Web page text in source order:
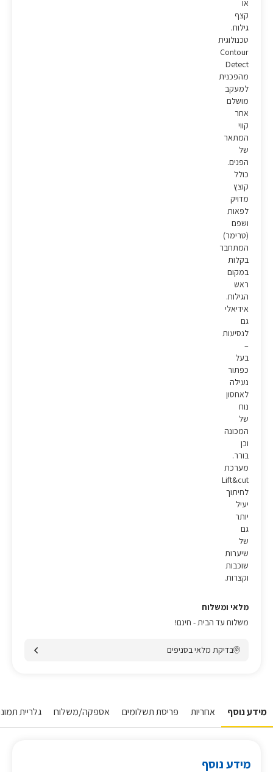
או
קצף
גילוח.
טכנולוגית
Contour
Detect
מהפכנית
למעקב
מושלם
אחר
קווי
המתאר
של
הפנים.
כולל
קוצץ
מדויק
לפאות
ושפם
(טרימר)
המתחבר
בקלות
במקום
ראש
הגילוח.
אידיאלי
גם
לנסיעות
–
בעל
כפתור
נעילה
לאחסון
נוח
של
המכונה
וכן
בורר.
מערכת
Lift&cut
לחיתוך
יעיל
יותר
גם
של
שיערות
שוכבות
וקצרות.
מלאי ומשלוח
משלוח עד הבית - חינם!
בדיקת מלאי בסניפים
מידע נוסף אחריות פריסת תשלומים אספקה/משלוח גלריית
מידע נוסף